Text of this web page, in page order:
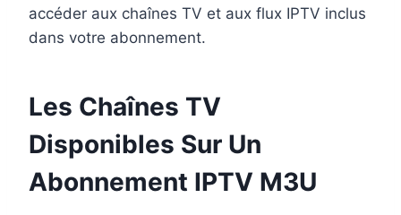
accéder aux chaînes TV et aux flux IPTV inclus
dans votre abonnement.
Les Chaînes TV
Disponibles Sur Un
Abonnement IPTV M3U